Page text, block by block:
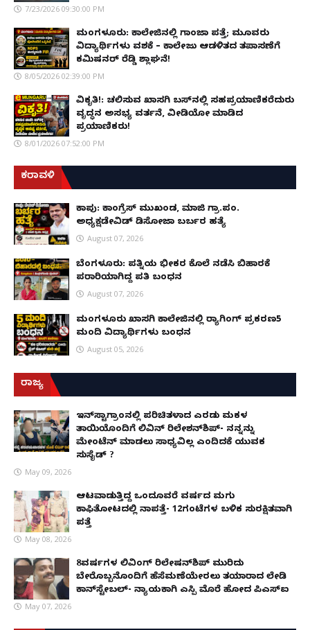
7/23/2026 09:30:00 PM
ಮಂಗಳೂರು: ಕಾಲೇಜಿನಲ್ಲಿ ಗಾಂಜಾ ಪತ್ತೆ; ಮೂವರು
ವಿದ್ಯಾರ್ಥಿಗಳು ವಶಕ್ಕೆ – ಕಾಲೇಜು ಆಡಳಿತದ ತಪಾಸಣೆಗೆ
ಕಮಿಷನರ್ ರೆಡ್ಡಿ ಶ್ಲಾಘನೆ!
8/05/2026 02:39:00 PM
ವಿಕೃತಿ!: ಚಲಿಸುವ ಖಾಸಗಿ ಬಸ್‌ನಲ್ಲಿ ಸಹಪ್ರಯಾಣಿಕರೆದುರು
ವೃದ್ಧನ ಅಸಭ್ಯ ವರ್ತನೆ, ವೀಡಿಯೋ ಮಾಡಿದ
ಪ್ರಯಾಣಿಕರು!
8/01/2026 07:52:00 PM
ಕರಾವಳಿ
ಕಾಪು: ಕಾಂಗ್ರೆಸ್ ಮುಖಂಡ, ಮಾಜಿ ಗ್ರಾ.ಪಂ.
ಅಧ್ಯಕ್ಷಡೇವಿಡ್ ಡಿಸೋಜಾ ಬರ್ಬರ ಹತ್ಯೆ
August 07, 2026
ಬೆಂಗಳೂರು: ಪತ್ನಿಯ ಭೀಕರ ಕೊಲೆ ನಡೆಸಿ ಬಿಹಾರಕ್ಕೆ
ಪರಾರಿಯಾಗಿದ್ದ ಪತಿ ಬಂಧನ
August 07, 2026
ಮಂಗಳೂರು ಖಾಸಗಿ ಕಾಲೇಜಿನಲ್ಲಿ ರ‌್ಯಾಗಿಂಗ್ ಪ್ರಕರಣ5
ಮಂದಿ ವಿದ್ಯಾರ್ಥಿಗಳು ಬಂಧನ
August 05, 2026
ರಾಜ್ಯ
ಇನ್​ಸ್ಟಾಗ್ರಾಂನಲ್ಲಿ ಪರಿಚಿತಳಾದ ಎರಡು ಮಕ್ಕಳ
ತಾಯಿಯೊಂದಿಗೆ ಲಿವಿನ್ ರಿಲೇಶನ್​ಶಿಪ್- ನನ್ನನ್ನು
ಮೇಂಟೆನ್ ಮಾಡಲು ಸಾಧ್ಯವಿಲ್ಲ ಎಂದಿದಕ್ಕೆ ಯುವಕ
ಸುಸೈಡ್ ?
May 09, 2026
ಆಟವಾಡುತ್ತಿದ್ದ ಒಂದೂವರೆ ವರ್ಷದ ಮಗು
ಕಾಫಿತೋಟದಲ್ಲಿ ನಾಪತ್ತೆ- 12ಗಂಟೆಗಳ ಬಳಿಕ ಸುರಕ್ಷಿತವಾಗಿ
ಪತ್ತೆ
May 08, 2026
8ವರ್ಷಗಳ ಲಿವಿಂಗ್‌ ರಿಲೇಷನ್‌ಶಿಪ್ ಮುರಿದು
ಬೇರೊಬ್ಬನೊಂದಿಗೆ ಹೆಸೆಮಣೆಯೇರಲು ತಯಾರಾದ ಲೇಡಿ
ಕಾನ್‌ಸ್ಟೇಬಲ್- ನ್ಯಾಯಕ್ಕಾಗಿ ಎಸ್ಪಿ ಮೊರೆ ಹೋದ ಪಿಎಸ್ಐ
May 07, 2026